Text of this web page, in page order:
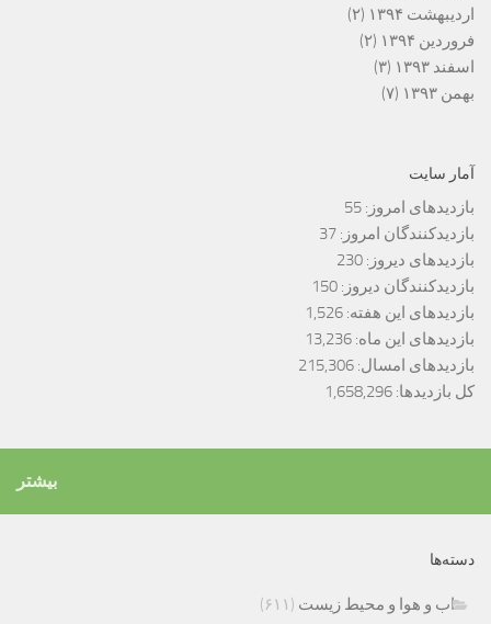
اردیبهشت ۱۳۹۴
(۲)
فروردین ۱۳۹۴
(۲)
اسفند ۱۳۹۳
(۳)
بهمن ۱۳۹۳
(۷)
آمار سایت
بازدیدهای امروز: 55
بازدیدکنندگان امروز: 37
بازدیدهای دیروز: 230
بازدیدکنندگان دیروز: 150
بازدیدهای این هفته: 1,526
بازدیدهای این ماه: 13,236
بازدیدهای امسال: 215,306
کل بازدیدها: 1,658,296
بیشتر
دسته‌ها
اب و هوا و محیط زیست (۶۱۱)